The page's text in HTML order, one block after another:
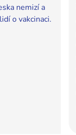
nemizí a
o vakcinaci.